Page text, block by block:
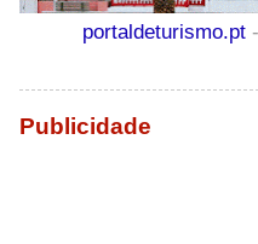
portaldeturismo.pt
Publicidade